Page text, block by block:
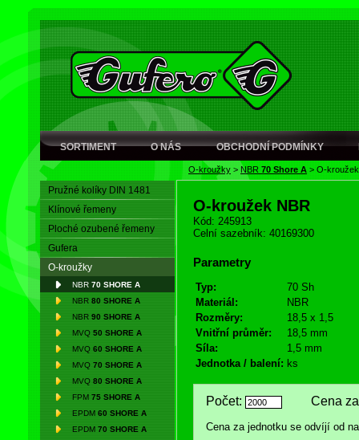
SORTIMENT O NÁS OBCHODNÍ PODMÍNKY
O-kroužky > NBR 70 Shore A > O-
Pružné kolíky DIN 1481
Klínové řemeny
Ploché ozubené řemeny
Gufera
O-kroužky
NBR 70 SHORE A
NBR 80 SHORE A
NBR 90 SHORE A
MVQ 50 SHORE A
MVQ 60 SHORE A
MVQ 70 SHORE A
MVQ 80 SHORE A
FPM 75 SHORE A
EPDM 60 SHORE A
EPDM 70 SHORE A
O-kroužek NBR
Kód: 245913
Celní sazebník: 40169300
Parametry
Typ:
70 Sh
Materiál:
NBR
Rozměry:
18,5 x 1,5
Vnitřní průměr:
18,5 mm
Síla:
1,5 mm
Jednotka / balení: ks
Počet: Cena za
Cena za jednotku se odvíjí od